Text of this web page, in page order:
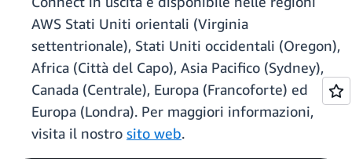
AWS Stati Uniti orientali (Virginia
settentrionale), Stati Uniti occidentali (Oregon),
Africa (Città del Capo), Asia Pacifico (Sydney),
Canada (Centrale), Europa (Francoforte) ed
Europa (Londra). Per maggiori informazioni,
visita il nostro sito web.